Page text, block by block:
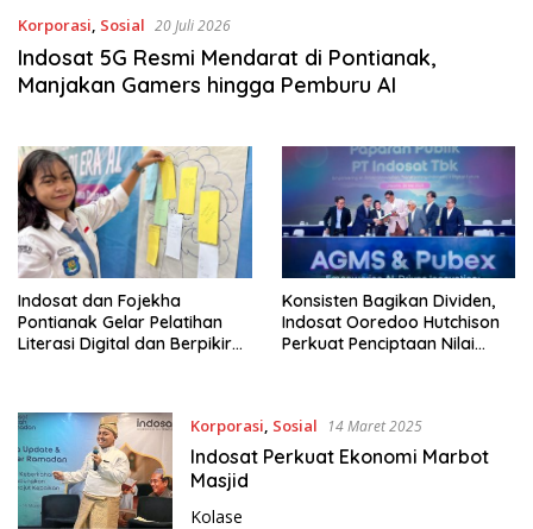
Korporasi, Sosial 20 Juli 2026
Indosat 5G Resmi Mendarat di Pontianak,
Manjakan Gamers hingga Pemburu AI
Indosat dan Fojekha
Pontianak Gelar Pelatihan
Literasi Digital dan Berpikir
Konsisten Bagikan Dividen,
Indosat Ooredoo Hutchison
Perkuat Penciptaan Nilai
Korporasi Sosial 14 Maret 2025
Indosat Perkuat Ekonomi Marbot
Masjid
Kolase